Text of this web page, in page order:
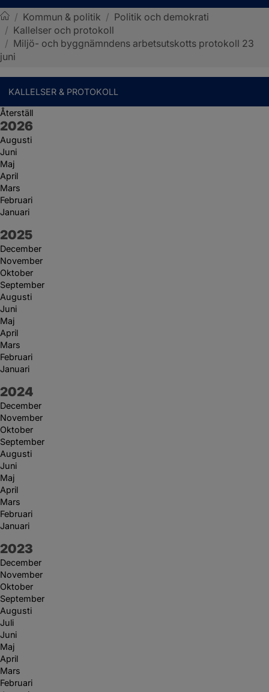
Sotenäs kommun
/ Kommun & politik / Politik och demokrati
/ Kallelser och protokoll
/ Miljö- och byggnämndens arbetsutskotts protokoll 23
juni
KALLELSER & PROTOKOLL
Återställ
År:
2026
Augusti
Juni
Maj
April
Mars
Februari
Januari
År:
2025
December
November
Oktober
September
Augusti
Juni
Maj
April
Mars
Februari
Januari
År:
2024
December
November
Oktober
September
Augusti
Juni
Maj
April
Mars
Februari
Januari
År:
2023
December
November
Oktober
September
Augusti
Juli
Juni
Maj
April
Mars
Februari